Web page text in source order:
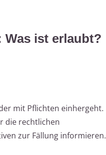
ist erlaubt?
mit Pflichten einhergeht.
die rechtlichen
zur Fällung informieren.